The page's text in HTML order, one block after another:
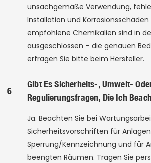
unsachgemäße Verwendung,
Installation und
empfohlene Chemikalien sind in
ausgeschlossen – die genauen
erfragen Sie bitte beim Hersteller.
6
Gibt Es Sicherheits-, Umwelt-
Regulierungsfragen, Die Ich
Ja. Beachten Sie bei
Sicherheitsvorschriften für
Sperrung/Kennzeichnung und für
beengten Räumen. Tragen Sie